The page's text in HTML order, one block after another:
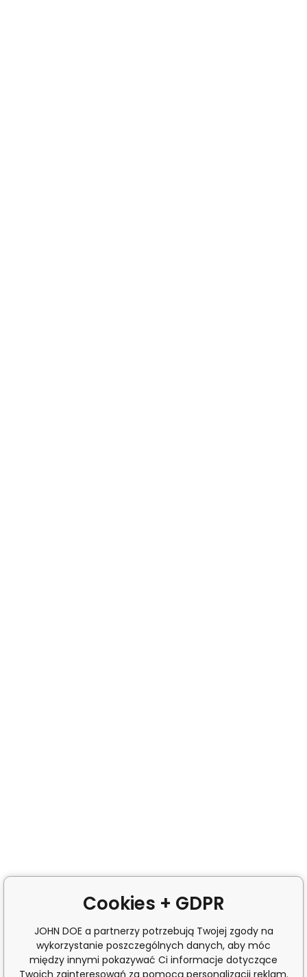
Cookies + GDPR
JOHN DOE a partnerzy potrzebują Twojej zgody na
wykorzystanie poszczególnych danych, aby móc
między innymi pokazywać Ci informacje dotyczące
Twoich zainteresowań za pomocą personalizacji reklam.